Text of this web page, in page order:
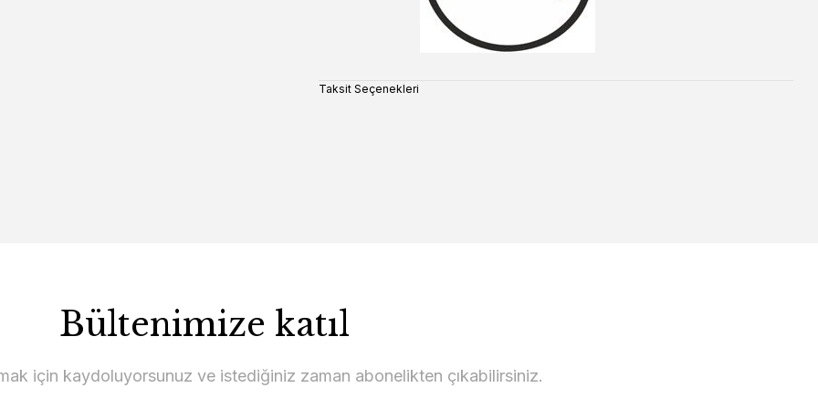
Taksit Seçenekleri
Bültenimize katıl
için kaydoluyorsunuz ve istediğiniz zaman abonelikten çıkabilirsiniz.